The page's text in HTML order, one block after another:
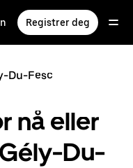
Registrer deg
Du-Fesc
nå eller
Du-